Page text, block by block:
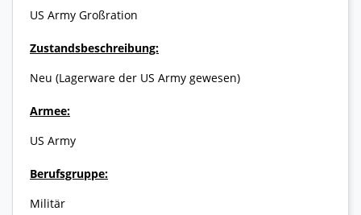
US Army Großration
Zustandsbeschreibung:
Neu (Lagerware der US Army gewesen)
Armee:
US Army
Berufsgruppe:
Militär